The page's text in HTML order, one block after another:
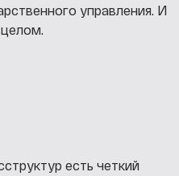
управления. И
есть четкий